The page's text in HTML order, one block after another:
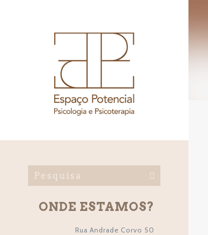
ONDE ESTAMOS?
Rua Andrade Corvo 50